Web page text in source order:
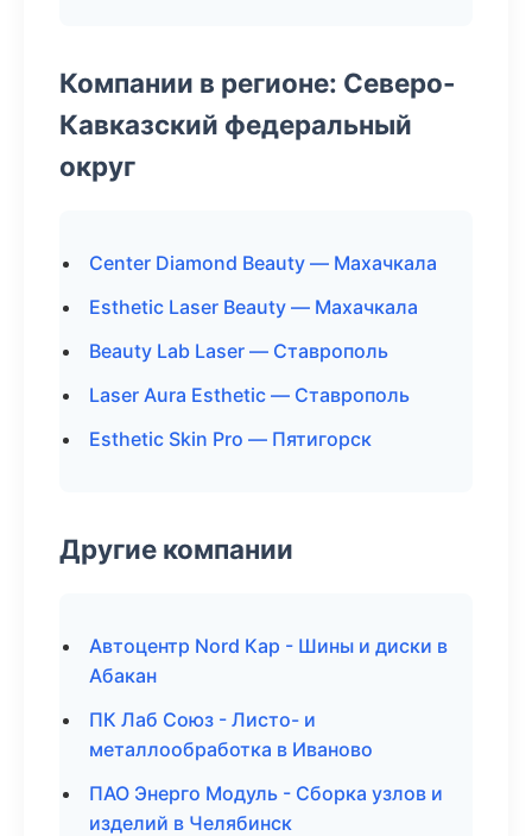
Компании в регионе: Северо-
Кавказский федеральный
округ
Center Diamond Beauty — Махачкала
Esthetic Laser Beauty — Махачкала
Beauty Lab Laser — Ставрополь
Laser Aura Esthetic — Ставрополь
Esthetic Skin Pro — Пятигорск
Другие компании
Автоцентр Nord Кар - Шины и диски в
Абакан
ПК Лаб Союз - Листо- и
металлообработка в Иваново
ПАО Энерго Модуль - Сборка узлов и
изделий в Челябинск